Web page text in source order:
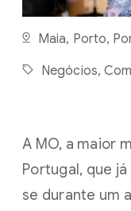
U
R
Maia, Porto,
Negócios,
A MO, a maior
Portugal, que
se durante um